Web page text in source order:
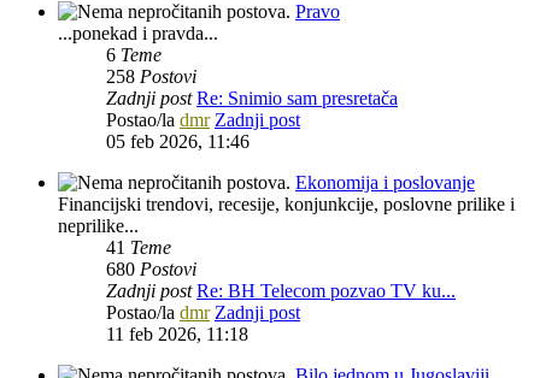
Pravo
...ponekad i pravda...
6 Teme
258 Postovi
Zadnji post Re: Snimio sam presretača
Postao/la dmr Zadnji post
05 feb 2026, 11:46
Ekonomija i poslovanje
Financijski trendovi, recesije, konjunkcije, poslovne prilike i
neprilike...
41 Teme
680 Postovi
Zadnji post Re: BH Telecom pozvao TV ku...
Postao/la dmr Zadnji post
11 feb 2026, 11:18